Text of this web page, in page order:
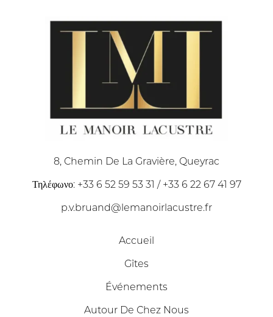
8, Chemin De La Gravière, Queyrac
Τηλέφωνο: +33 6 52 59 53 31 / +33 6 22 67 41 97
p.v.bruand@lemanoirlacustre.fr
Accueil
Gîtes
Événements
Autour De Chez Nous